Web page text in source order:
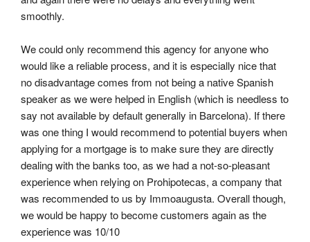
smoothly.
We could only recommend this agency for anyone who
would like a reliable process, and it is especially nice that
no disadvantage comes from not being a native Spanish
speaker as we were helped in English (which is needless to
say not available by default generally in Barcelona). If there
was one thing I would recommend to potential buyers when
applying for a mortgage is to make sure they are directly
dealing with the banks too, as we had a not-so-pleasant
experience when relying on Prohipotecas, a company that
was recommended to us by Immoaugusta. Overall though,
we would be happy to become customers again as the
experience was 10/10